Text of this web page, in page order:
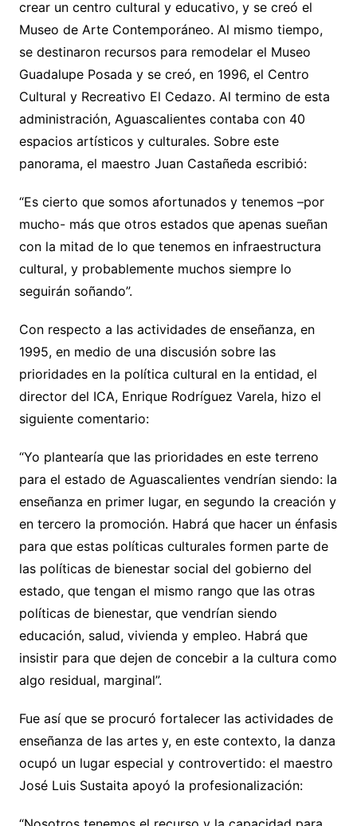
crear un centro cultural y educativo, y se creó el
Museo de Arte Contemporáneo. Al mismo tiempo,
se destinaron recursos para remodelar el Museo
Guadalupe Posada y se creó, en 1996, el Centro
Cultural y Recreativo El Cedazo. Al termino de esta
administración, Aguascalientes contaba con 40
espacios artísticos y culturales. Sobre este
panorama, el maestro Juan Castañeda escribió:
“Es cierto que somos afortunados y tenemos –por
mucho- más que otros estados que apenas sueñan
con la mitad de lo que tenemos en infraestructura
cultural, y probablemente muchos siempre lo
seguirán soñando”.
Con respecto a las actividades de enseñanza, en
1995, en medio de una discusión sobre las
prioridades en la política cultural en la entidad, el
director del ICA, Enrique Rodríguez Varela, hizo el
siguiente comentario:
“Yo plantearía que las prioridades en este terreno
para el estado de Aguascalientes vendrían siendo: la
enseñanza en primer lugar, en segundo la creación y
en tercero la promoción. Habrá que hacer un énfasis
para que estas políticas culturales formen parte de
las políticas de bienestar social del gobierno del
estado, que tengan el mismo rango que las otras
políticas de bienestar, que vendrían siendo
educación, salud, vivienda y empleo. Habrá que
insistir para que dejen de concebir a la cultura como
algo residual, marginal”.
Fue así que se procuró fortalecer las actividades de
enseñanza de las artes y, en este contexto, la danza
ocupó un lugar especial y controvertido: el maestro
José Luis Sustaita apoyó la profesionalización: